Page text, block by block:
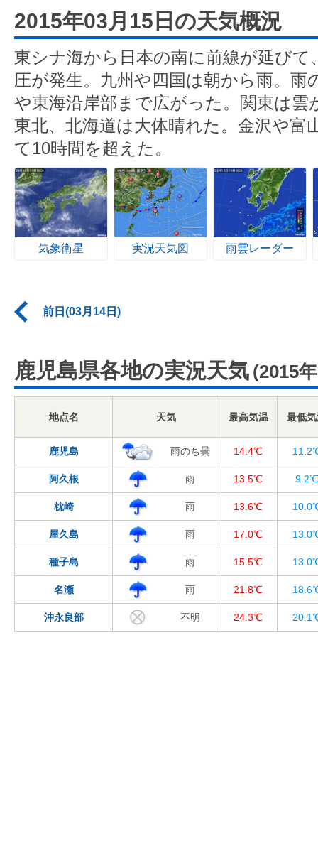
2015年03月15日の天気概況
東シナ海から日本の南に前線が延びて
圧が発生。九州や四国は朝から雨。雨
や東海沿岸部まで広がった。関東は雲
東北、北海道は大体晴れた。金沢や富
て10時間を超えた。
気象衛星 実況天気図 雨雲レーダー
前日(03月14日)
鹿児島県各地の実況天気 (2015
地点名 天気 最高気温 最低
鹿児島 雨のち曇 14.4℃
阿久根 雨 13.5℃ 9.2℃
枕崎 雨 13.6℃
屋久島 雨 17.0℃
種子島 雨 15.5℃
名瀬 雨 21.8℃
沖永良部 不明 24.3℃